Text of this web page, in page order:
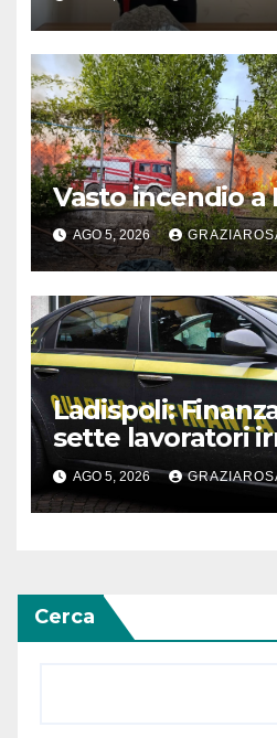
Vasto incendio
AGO 5, 2026
Ladispoli:
sette lavoratori
AGO 5, 2026
Cerca